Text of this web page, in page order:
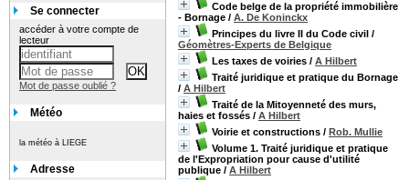
Code belge de la propriété immobilière
- Bornage / A. De Koninckx
Principes du livre II du Code civil /
Géomètres-Experts de Belgique
Les taxes de voiries / A Hilbert
Traité juridique et pratique du Bornage
/ A Hilbert
Traité de la Mitoyenneté des murs,
haies et fossés / A Hilbert
Voirie et constructions / Rob. Mullie
Volume 1. Traité juridique et pratique
de l'Expropriation pour cause d'utilité
publique / A Hilbert
Se connecter
accéder à votre compte de
lecteur
Mot de passe oublié ?
Météo
la météo à LIEGE
Adresse